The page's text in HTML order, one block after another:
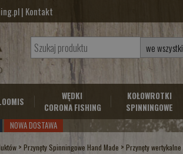
| Kontakt
WĘDKI
CORONA FISHING
KOŁOWROTKI
SPINNINGOWE
NOWA DOSTAWA
>Przynęty Spinningowe Hand Made >Przynęty wertykalne